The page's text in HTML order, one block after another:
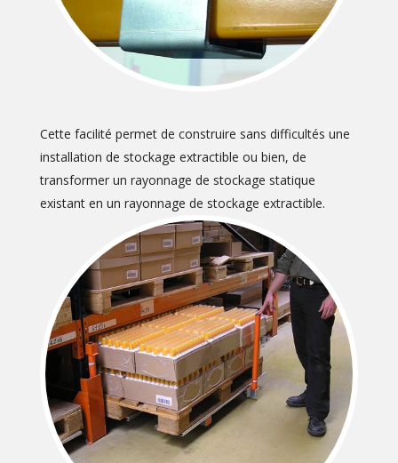
Cette facilité permet de construire sans difficultés une
installation de stockage extractible ou bien, de
transformer un rayonnage de stockage statique
existant en un rayonnage de stockage extractible.